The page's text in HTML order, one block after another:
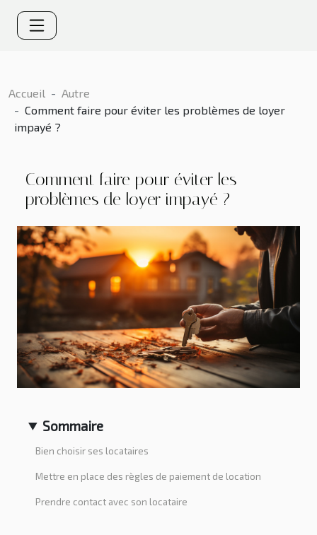
Accueil
Autre
Comment faire pour éviter les problèmes de loyer
impayé ?
Comment faire pour éviter les
problèmes de loyer impayé ?
Sommaire
Bien choisir ses locataires
Mettre en place des règles de paiement de location
Prendre contact avec son locataire